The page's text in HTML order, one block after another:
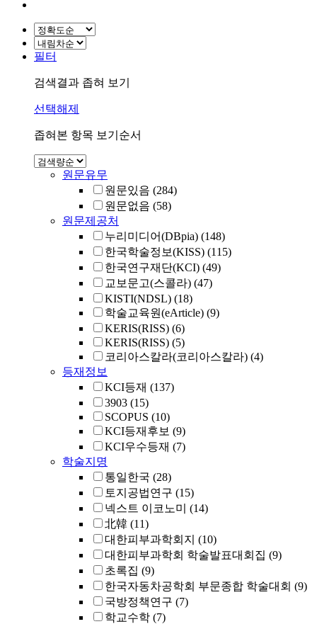
필터
검색결과 좁혀 보기
선택해제
좁혀본 항목 보기순서
원문유무
원문있음 (284)
원문없음 (58)
원문제공처
누리미디어(DBpia) (148)
한국학술정보(KISS) (115)
한국연구재단(KCI) (49)
교보문고(스콜라) (47)
KISTI(NDSL) (18)
학술교육원(eArticle) (9)
KERIS(RISS) (6)
KERIS(RISS) (5)
코리아스칼라(코리아스칼라) (4)
등재정보
KCI등재 (137)
3903 (15)
SCOPUS (10)
KCI등재후보 (9)
KCI우수등재 (7)
학술지명
통일한국 (28)
토지공법연구 (15)
넥스트 이코노미
(14)
北韓 (11)
대한피부과학회지 (10)
대한피부과학회 학술발표대회집 (9)
초록집 (9)
한국자동차공학회 부문종합 학술대회 (9)
국방정책연구 (7)
학교수학 (7)